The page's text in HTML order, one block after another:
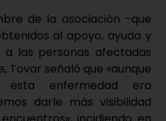
de la asociación -que
al apoyo, ayuda y
a las personas afectadas
Tovar señaló que «aunque
esta enfermedad era
darle más visibilidad